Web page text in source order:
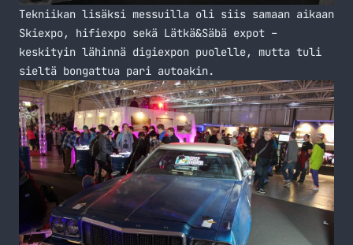
Tekniikan lisäksi messuilla oli siis samaan aikaan
Skiexpo, hifiexpo sekä Lätkä&Säbä expot –
keskityin lähinnä digiexpon puolelle, mutta tuli
sieltä bongattua pari autoakin.